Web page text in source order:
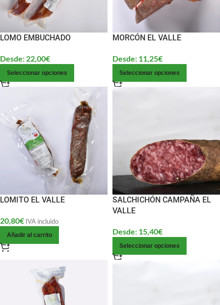
LOMO EMBUCHADO
Desde: 22,00€
Seleccionar opciones
MORCÓN EL VALLE
Desde: 11,25€
Seleccionar opciones
LOMITO EL VALLE
20,80€ IVA incluido
Añadir al carrito
SALCHICHÓN CAMPAÑA EL
VALLE
Desde: 15,40€
Seleccionar opciones